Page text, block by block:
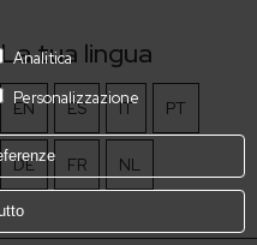
Analitica
Personalizzazione
La tua lingua
EN ES IT PT
DE FR NL